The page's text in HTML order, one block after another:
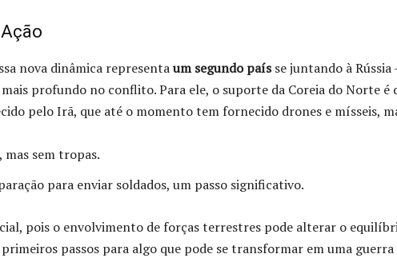
nova dinâmica representaum segundo paísse juntando à Rússia
profundo no conflito. Para ele, o suporte da Coreia do Norte é
pelo Irã, que até o momento tem fornecido drones e mísseis,
mas sem tropas.
para enviar soldados, um passo significativo.
pois o envolvimento de forças terrestres pode alterar o
primeiros passos para algo que pode se transformar em uma